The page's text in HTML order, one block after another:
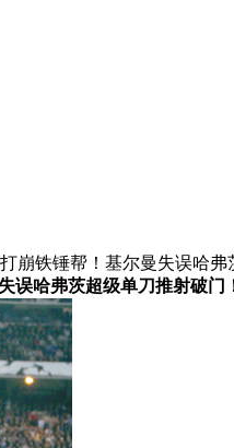
崩铁锤帮！基尔曼失误哈
误哈弗茨超级单刀推射破门